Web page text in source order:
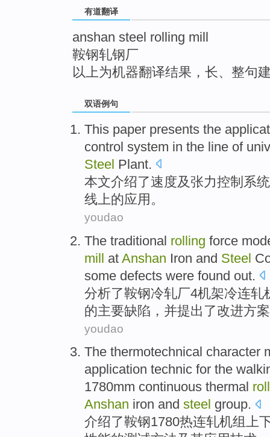
有道翻译
anshan steel rolling mill
鞍钢轧钢厂
以上为机器翻译结果，长、整句
双语例句
This paper presents the
control system in the line of
Steel Plant.
本文介绍了速度及张力控制 系统
线上的应用 。
youdao
The traditional rolling force
mill at Anshan Iron and Steel
some defects were found out.
分析了鞍钢冷轧厂4机架冷连轧
的主要缺陷， 并提出 了改进方
youdao
The thermotechnical character
application technic for the
1780mm continuous thermal
Anshan iron and steel group.
介绍了鞍钢1780热连轧机组上